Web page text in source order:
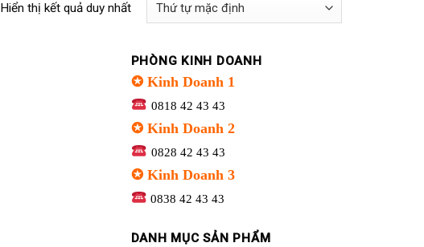
Hiển thị kết quả duy nhất
PHÒNG KINH DOANH
✪ Kinh Doanh 1
0818 42 43 43
✪ Kinh Doanh 2
0828 42 43 43
✪ Kinh Doanh 3
0838 42 43 43
DANH MỤC SẢN PHẨM